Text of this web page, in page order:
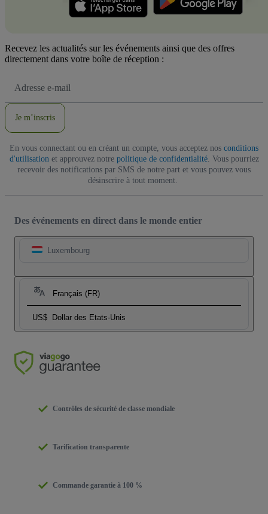
Recevez les actualités sur les événements ainsi que des offres
directement dans votre boîte de réception :
e-
Je m’inscris
En vous connectant ou en créant un compte, vous acceptez nos conditions
d'utilisation et approuvez notre politique de confidentialité. Vous pourriez
recevoir des notifications par SMS de notre part et vous pouvez vous
désinscrire à tout moment.
Des événements en direct dans le monde entier
Luxembourg
Français (FR)
US$ Dollar des Etats-Unis
Contrôles de sécurité de classe mondiale
Tarification transparente
Commande garantie à 100 %